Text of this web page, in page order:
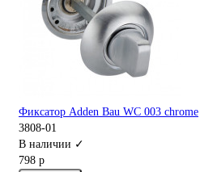
Фиксатор Adden Bau WC 003 chrome
3808-01
В наличии ✓
798 р